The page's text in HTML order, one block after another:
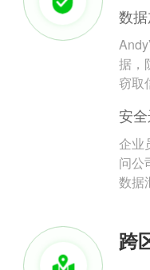
数
据，
窃取
安
企业
问公
数据
跨